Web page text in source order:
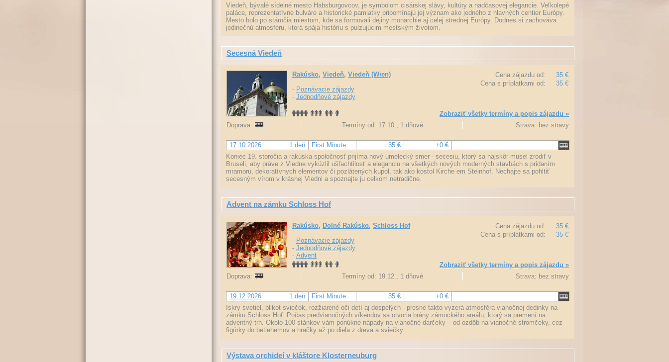
Viedeň, bývalé sídelné mesto Habsburgovcov, je symbolom cisárskej slávy, kultúry a nadčasovej elegancie. Veľkolepé
paláce, reprezentatívne bulváre a historické pamiatky pripomínajú jej význam ako jedného z hlavných centier Európy.
Mesto bolo po stáročia miestom, kde sa formovali dejiny monarchie aj celej strednej Európy. Dodnes si zachováva
jedinečnú atmosféru, ktorá spája históriu s pulzujúcim mestským životom.
Secesná Viedeň
Cena zájazdu od:
35 €
Cena s príplatkami od:
35 €
Rakúsko, Viedeň, Viedeň (Wien)
- Poznávacie zájazdy
- Jednodňové zájazdy
Zobraziť všetky termíny a popis zájazdu »
Doprava:
Termíny od: 17.10., 1 dňové Strava: bez stravy
17.10.2026 1 deň First Minute 35 €
+0 €
Koniec 19. storočia a rakúska spoločnosť prijíma nový umelecký smer - secesiu, ktorý sa najskôr musel zrodiť v
Bruseli, aby práve z Viedne vykúzlil ušľachtilosť a eleganciu na všetkých nových moderných stavbách s pridaním
mramoru, dekoratívnych elementov či pozlátených kupol, tak ako kostol Kirche em Steinhof. Nechajte sa pohltiť
secesným vírom v krásnej Viedni a spoznajte ju celkom netradične.
Advent na zámku Schloss Hof
Cena zájazdu od:
35 €
Cena s príplatkami od:
35 €
Rakúsko, Dolné Rakúsko, Schloss Hof
- Poznávacie zájazdy
- Jednodňové zájazdy
- Advent
Zobraziť všetky termíny a popis zájazdu »
Doprava:
Termíny od: 19.12., 1 dňové Strava: bez stravy
19.12.2026 1 deň First Minute 35 €
+0 €
Iskry svetiel, blikot sviečok, rozžiarené oči detí aj dospelých - presne takto vyzerá atmosféra vianočnej dedinky na
zámku Schloss Hof. Počas predvianočných víkendov sa otvoria brány zámockého areálu, ktorý sa premení na
adventný trh. Okolo 100 stánkov vám ponúkne nápady na vianočné darčeky – od ozdôb na vianočné stromčeky, cez
figúrky do betlehemov a hračky až po diela z dreva a sviečky.
Výstava orchideí v kláštore Klosterneuburg